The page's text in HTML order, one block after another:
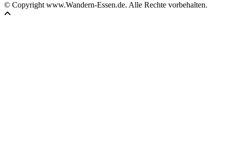
© Copyright www.Wandern-Essen.de. Alle Rechte vorbehalten.